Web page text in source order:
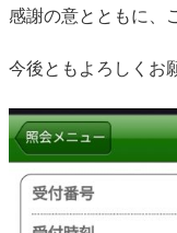
感謝の意とともに、
今後ともよろしくお